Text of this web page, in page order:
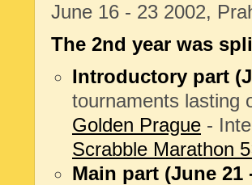
June 16 - 23 2002,
The 2nd year was
Introductory part
tournaments lasting
Golden Prague -
Scrabble Marathon
Main part (June 21